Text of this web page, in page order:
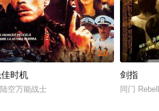
2.0
时机
空万能战士
剑指
同门